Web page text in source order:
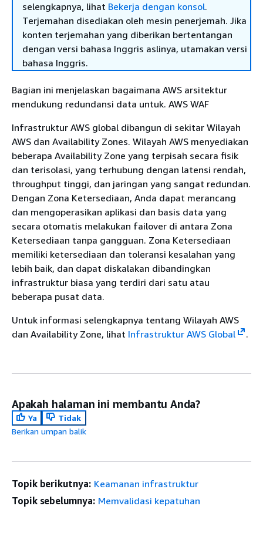
selengkapnya, lihat Bekerja dengan konsol.
Terjemahan disediakan oleh mesin penerjemah. Jika
konten terjemahan yang diberikan bertentangan
dengan versi bahasa Inggris aslinya, utamakan versi
bahasa Inggris.
Bagian ini menjelaskan bagaimana AWS arsitektur
mendukung redundansi data untuk. AWS WAF
Infrastruktur AWS global dibangun di sekitar Wilayah
AWS dan Availability Zones. Wilayah AWS menyediakan
beberapa Availability Zone yang terpisah secara fisik
dan terisolasi, yang terhubung dengan latensi rendah,
throughput tinggi, dan jaringan yang sangat redundan.
Dengan Zona Ketersediaan, Anda dapat merancang
dan mengoperasikan aplikasi dan basis data yang
secara otomatis melakukan failover di antara Zona
Ketersediaan tanpa gangguan. Zona Ketersediaan
memiliki ketersediaan dan toleransi kesalahan yang
lebih baik, dan dapat diskalakan dibandingkan
infrastruktur biasa yang terdiri dari satu atau
beberapa pusat data.
Untuk informasi selengkapnya tentang Wilayah AWS
dan Availability Zone, lihat Infrastruktur AWS Global .
Apakah halaman ini membantu Anda?
Ya
Tidak
Berikan umpan balik
Topik berikutnya: Keamanan infrastruktur
Topik sebelumnya: Memvalidasi kepatuhan